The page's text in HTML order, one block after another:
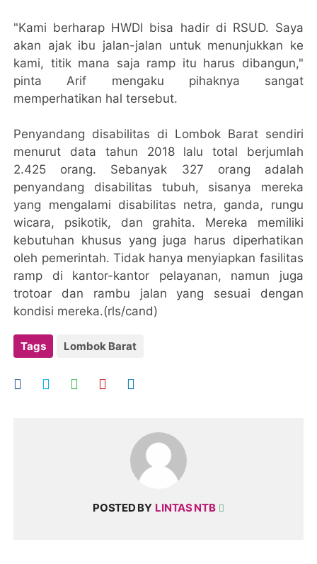
"Kami berharap HWDI bisa hadir di RSUD. Saya
akan ajak ibu jalan-jalan untuk menunjukkan ke
kami, titik mana saja ramp itu harus dibangun,"
pinta Arif mengaku pihaknya sangat
memperhatikan hal tersebut.
Penyandang disabilitas di Lombok Barat sendiri
menurut data tahun 2018 lalu total berjumlah
2.425 orang. Sebanyak 327 orang adalah
penyandang disabilitas tubuh, sisanya mereka
yang mengalami disabilitas netra, ganda, rungu
wicara, psikotik, dan grahita. Mereka memiliki
kebutuhan khusus yang juga harus diperhatikan
oleh pemerintah. Tidak hanya menyiapkan fasilitas
ramp di kantor-kantor pelayanan, namun juga
trotoar dan rambu jalan yang sesuai dengan
kondisi mereka.(rls/cand)
Tags Lombok Barat
POSTED BY LINTAS NTB